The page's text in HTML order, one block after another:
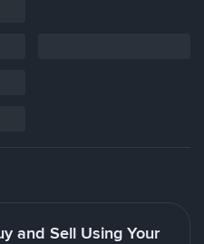
and Sell Using Your